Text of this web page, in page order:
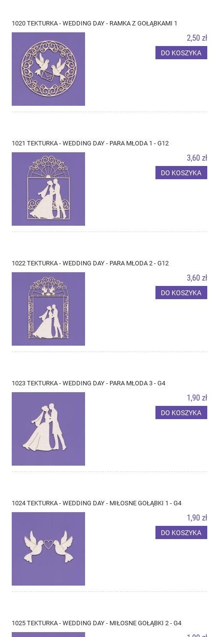
1020 TEKTURKA - WEDDING DAY - RAMKA Z GOŁĄBKAMI 1
2,50 zł
DO KOSZYKA
1021 TEKTURKA - WEDDING DAY - PARA MŁODA 1 - G12
3,60 zł
DO KOSZYKA
1022 TEKTURKA - WEDDING DAY - PARA MŁODA 2 - G12
3,60 zł
DO KOSZYKA
1023 TEKTURKA - WEDDING DAY - PARA MŁODA 3 - G4
1,90 zł
DO KOSZYKA
1024 TEKTURKA - WEDDING DAY - MIŁOSNE GOŁĄBKI 1 - G4
1,90 zł
DO KOSZYKA
1025 TEKTURKA - WEDDING DAY - MIŁOSNE GOŁĄBKI 2 - G4